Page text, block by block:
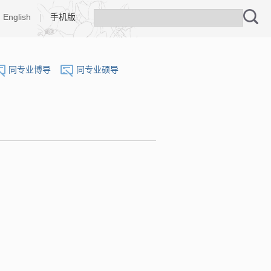
English | 手机版
同专业博导 同专业硕导